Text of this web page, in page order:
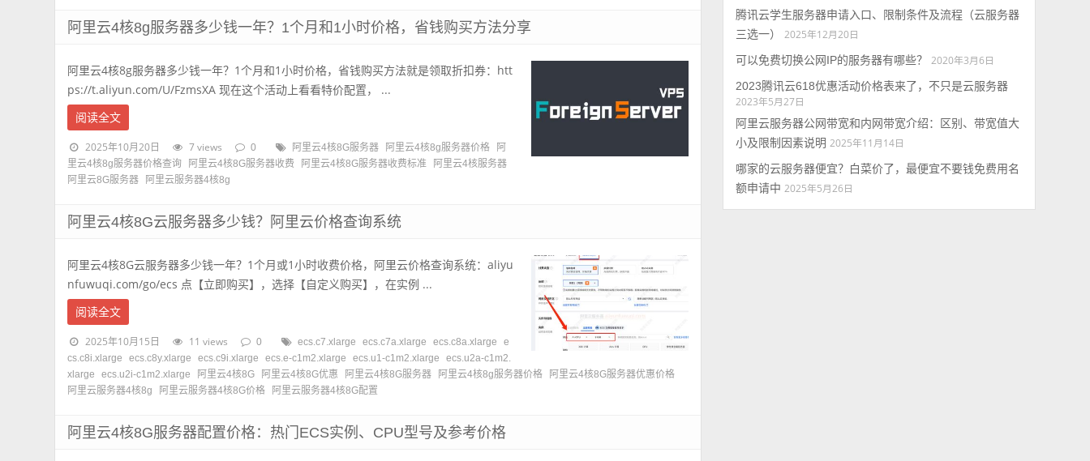
阿里云4核8g服务器多少钱一年？1个月和1小时价格，省钱购买方法分享
阿里云4核8g服务器多少钱一年？1个月和1小时价格，省钱购买方法就是领取折扣券：htt
ps://t.aliyun.com/U/FzmsXA 现在这个活动上看看特价配置， ...
阅读全文
2025年10月20日 7 views 0 阿里云4核8G服务器 阿里云4核8g服务器价格
阿
里云4核8g服务器价格查询
阿里云4核8G服务器收费 阿里云4核8G服务器收费标准
阿里云4核服务器
阿里云8G服务器
阿里云服务器4核8g
阿里云4核8G云服务器多少钱？阿里云价格查询系统
阿里云4核8G云服务器多少钱一年？1个月或1小时收费价格，阿里云价格查询系统：aliyu
nfuwuqi.com/go/ecs 点【立即购买】，选择【自定义购买】，在实例 ...
阅读全文
2025年10月15日 11 views 0 ecs.c7.xlarge ecs.c7a.xlarge ecs.c8a.xlarge
e
cs.c8i.xlarge
ecs.c8y.xlarge ecs.c9i.xlarge ecs.e-c1m2.xlarge ecs.u1-c1m2.xlarge
ecs.u2a-c1m2.
xlarge
ecs.u2i-c1m2.xlarge 阿里云4核8G 阿里云4核8G优惠 阿里云4核8G服务器 阿里云4核8g服务器价格
阿里云4核8G服务器优惠价格
阿里云服务器4核8g
阿里云服务器4核8G价格 阿里云服务器4核8G配置
阿里云4核8G服务器配置价格：热门ECS实例、CPU型号及参考价格
腾讯云学生服务器申请入口、限制条件及流程（云服务器
三选一）
2025年12月20日
可以免费切换公网IP的服务器有哪些？
2020年3月6日
2023腾讯云618优惠活动价格表来了，不只是云服务器
2023年5月27日
阿里云服务器公网带宽和内网带宽介绍：区别、带宽值大
小及限制因素说明 2025年11月14日
哪家的云服务器便宜？白菜价了，最便宜不要钱免费用名
额申请中 2025年5月26日